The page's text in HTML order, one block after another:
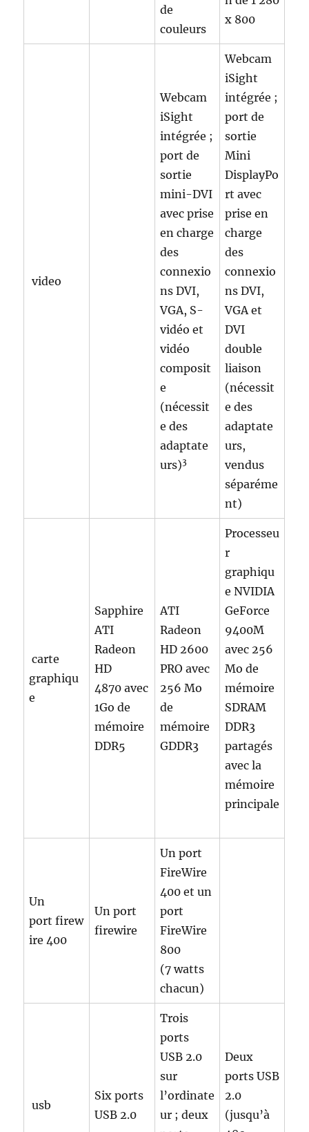
de
couleurs
x 800
video
Webcam
iSight
intégrée ;
port de
sortie
mini-DVI
avec prise
en charge
des
connexio
ns DVI,
VGA, S-
vidéo et
vidéo
composit
e
(nécessit
e des
adaptate
urs)3
Webcam
iSight
intégrée ;
port de
sortie
Mini
DisplayPo
rt avec
prise en
charge
des
connexio
ns DVI,
VGA et
DVI
double
liaison
(nécessit
e des
adaptate
urs,
vendus
séparéme
nt)
carte
graphiqu
e
Sapphire
ATI
Radeon
HD
4870 avec
1Go de
mémoire
DDR5
ATI
Radeon
HD 2600
PRO avec
256 Mo
de
mémoire
GDDR3
Processeu
r
graphiqu
e NVIDIA
GeForce
9400M
avec 256
Mo de
mémoire
SDRAM
DDR3
partagés
avec la
mémoire
principale
Un
port firew
ire 400
Un port
firewire
Un port
FireWire
400 et un
port
FireWire
800
(7 watts
chacun)
usb
Six ports
USB 2.0
Trois
ports
USB 2.0
sur
l’ordinate
ur ; deux
Deux
ports USB
2.0
(jusqu’à